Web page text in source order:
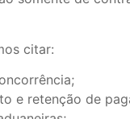
citar:
e retenção de